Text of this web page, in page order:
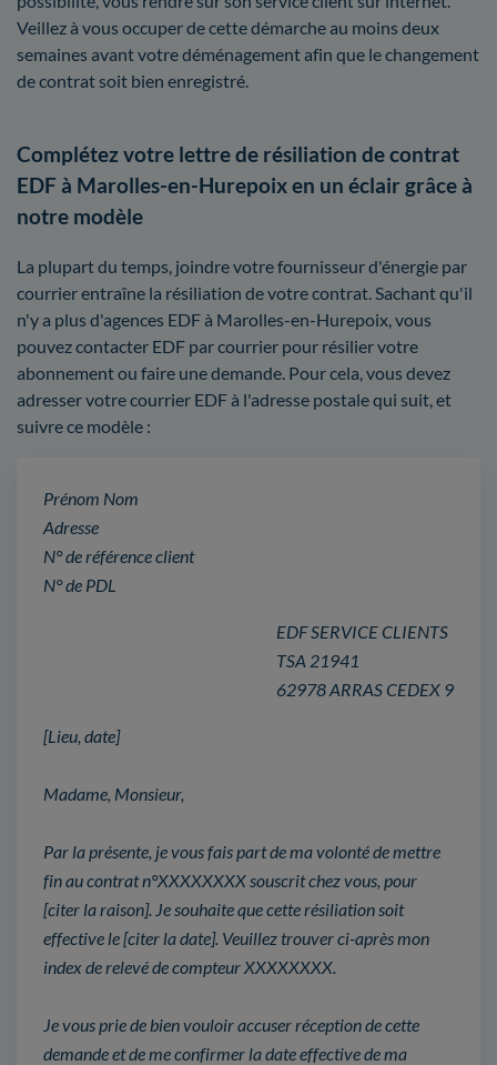
Veillez à vous occuper de cette démarche au moins deux
semaines avant votre déménagement afin que le changement
de contrat soit bien enregistré.
Complétez votre lettre de résiliation de contrat
EDF à Marolles-en-Hurepoix en un éclair grâce à
notre modèle
La plupart du temps, joindre votre fournisseur d'énergie par
courrier entraîne la résiliation de votre contrat. Sachant qu'il
n'y a plus d'agences EDF à Marolles-en-Hurepoix, vous
pouvez contacter EDF par courrier pour résilier votre
abonnement ou faire une demande. Pour cela, vous devez
adresser votre courrier EDF à l'adresse postale qui suit, et
suivre ce modèle :
Prénom Nom
Adresse
N° de référence client
N° de PDL
EDF SERVICE CLIENTS
TSA 21941
62978 ARRAS CEDEX 9
[Lieu, date]
Madame, Monsieur,
Par la présente, je vous fais part de ma volonté de mettre
fin au contrat n°XXXXXXXX souscrit chez vous, pour
[citer la raison]. Je souhaite que cette résiliation soit
effective le [citer la date]. Veuillez trouver ci-après mon
index de relevé de compteur XXXXXXXX.
Je vous prie de bien vouloir accuser réception de cette
demande et de me confirmer la date effective de ma